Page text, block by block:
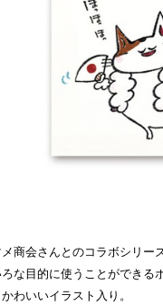
商会さんとのコラボシリーズ
な目的に使うことができる
わいいイラスト入り。